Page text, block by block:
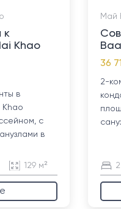
к
Khao
в
Khao
с
в
129 м²
Май
36
2-
2